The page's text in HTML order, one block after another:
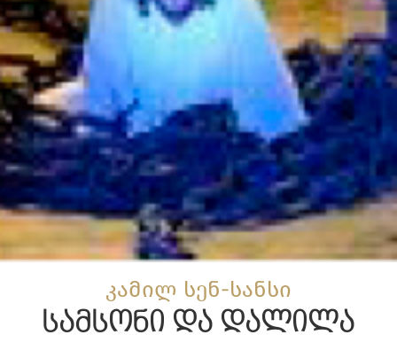
კამილ სენ-სანსი
სამსონი და დალილა